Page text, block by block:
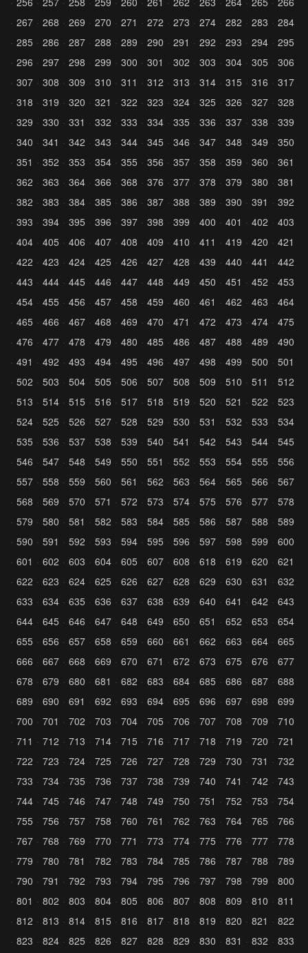
267
268 269 270 271 272 273 274 282 283
284
285
286 287 288 289 290 291 292 293 294
295
296
297 298 299 300 301 302 303 304 305
306
307
308 309 310 311 312 313 314 315 316
317
318
319 320 321 322 323 324 325 326 327
328
329
330 331 332 333 334 335 336 337 338
339
340
341 342 343 344 345 346 347 348 349
350
351
352 353 354 355 356 357 358 359 360
361
362
363 364 366 368 376 377 378 379 380
381
382
383 384 385 386 387 388 389 390 391
392
393
394 395 396 397 398 399 400 401 402
403
404
405 406 407 408 409 410 411 419 420
421
422
423 424 425 426 427 428 439 440 441
442
443
444 445 446 447 448 449 450 451 452
453
454
455 456 457 458 459 460 461 462 463
464
465
466 467 468 469 470 471 472 473 474
475
476
477 478 479 480 485 486 487 488 489
490
491
492 493 494 495 496 497 498 499 500
501
502
503 504 505 506 507 508 509 510 511
512
513
514 515 516 517 518 519 520 521 522
523
524
525 526 527 528 529 530 531 532 533
534
535
536 537 538 539 540 541 542 543 544
545
546
547 548 549 550 551 552 553 554 555
556
557
558 559 560 561 562 563 564 565 566
567
568
569 570 571 572 573 574 575 576 577
578
579
580 581 582 583 584 585 586 587 588
589
590
591 592 593 594 595 596 597 598 599
600
601
602 603 604 605 607 608 618 619 620
621
622
623 624 625 626 627 628 629 630 631
632
633
634 635 636 637 638 639 640 641 642
643
644
645 646 647 648 649 650 651 652 653
654
655
656 657 658 659 660 661 662 663 664
665
666
667 668 669 670 671 672 673 675 676
677
678
679 680 681 682 683 684 685 686 687
688
689
690 691 692 693 694 695 696 697 698
699
700
701 702 703 704 705 706 707 708 709
710
711
712 713 714 715 716 717 718 719 720
721
722
723 724 725 726 727 728 729 730 731
732
733
734 735 736 737 738 739 740 741 742
743
744
745 746 747 748 749 750 751 752 753
754
755
756 757 758 760 761 762 763 764 765
766
767
768 769 770 771 773 774 775 776 777
778
779
780 781 782 783 784 785 786 787 788
789
790
791 792 793 794 795 796 797 798 799
800
801
802 803 804 805 806 807 808 809 810
811
812
813 814 815 816 817 818 819 820 821
822
823
824 825 826 827 828 829 830 831 832
833